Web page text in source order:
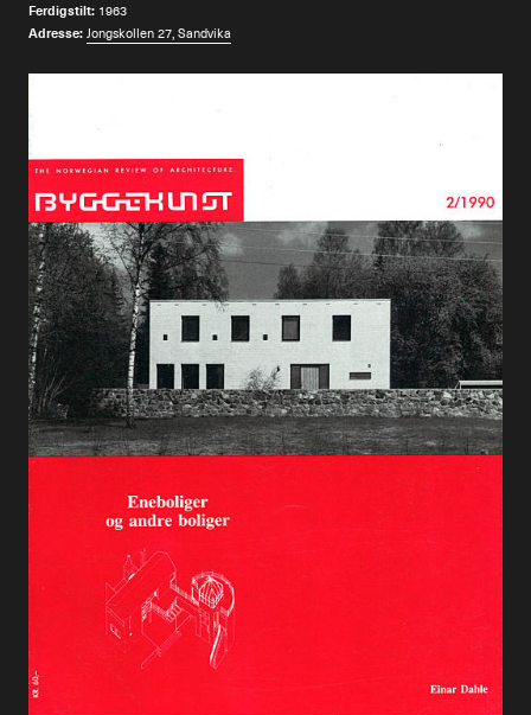
Siste utgave
Tidligere utgaver
Alle utgaver
Abonnere
Made in Norway
Bokomtaler
Forfattere
Arkitekter
Ferdigstilt: 1963
Adresse: Jongskollen 27, Sandvika